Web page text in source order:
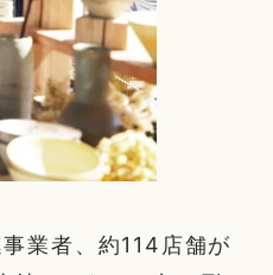
業者、約114店舗が